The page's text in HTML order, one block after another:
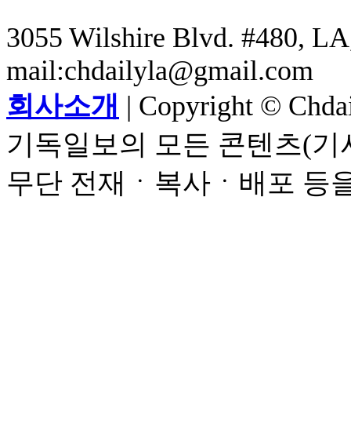
3055 Wilshire Blvd. #480,
mail:chdailyla@gmail.com
회사소개 | Copyright ©
기독일보의 모든 콘텐츠(
무단 전재ㆍ복사ㆍ배포 등